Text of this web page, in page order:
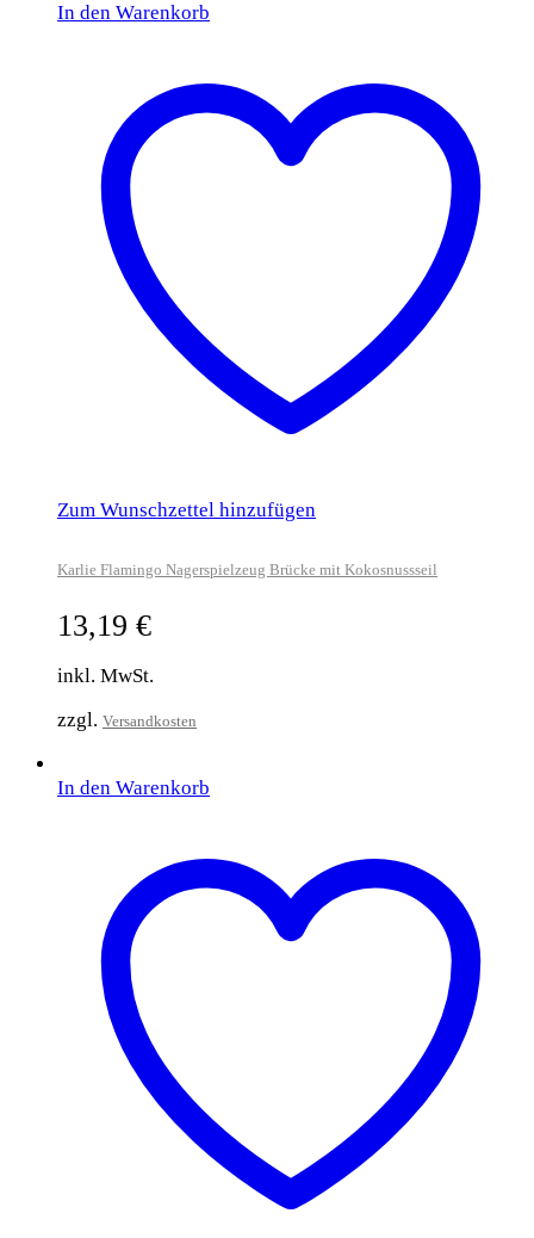
In den Warenkorb
Zum Wunschzettel hinzufügen
Karlie Flamingo Nagerspielzeug Brücke mit Kokosnussseil
13,19 €
inkl. MwSt.
zzgl. Versandkosten
In den Warenkorb